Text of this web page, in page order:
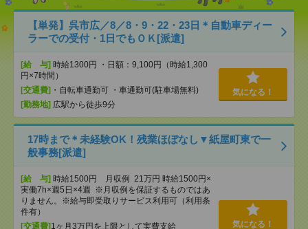
【単発】呉市広／8／8・9・22・23日＊自動車ディー
ラーでの受付・1日でもＯＫ[派遣]
[給 与] 時給1300円 ・日額：9,100円（時給1,300
円×7時間）
[交通費] ・自転車通勤可 ・車通勤可(駐車場無料)
[勤務地] 広駅から徒歩9分
気になる！
17時まで＊未経験OK！残業ほぼなし▼紙屋町東で一
般事務[派遣]
[給 与] 時給1500円 月収例 21万円 時給1500円×
実働7h×週5日×4週 ※月収例を保証するものではあ
りません。※給与即受取りサービス利用可（利用条
件有）
[交通費] 1ヶ月3万円を上限として実費支給
気になる！